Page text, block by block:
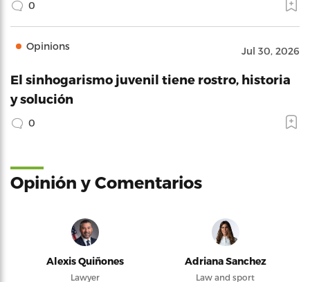
0
Opinions Jul 30, 2026
El sinhogarismo juvenil tiene rostro, historia
y solución
0
Opinión y Comentarios
Alexis Quiñones
Lawyer
Adriana Sanchez
Law and sport